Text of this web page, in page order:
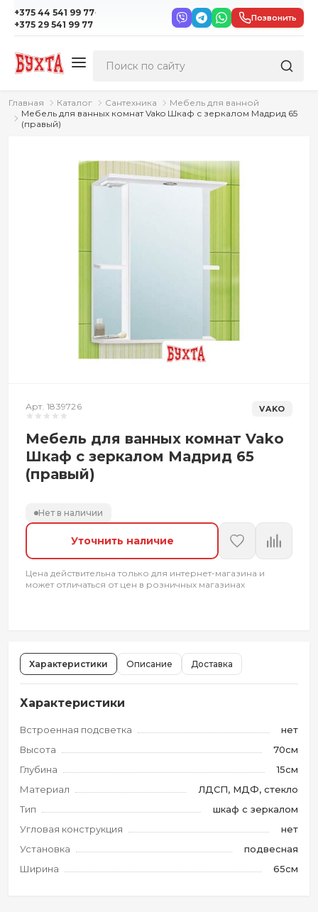
+375 44 541 99 77·
+375 29 541 99 77
Позвонить
Главная Каталог Сантехника
Мебель для ванной
Мебель для ванных комнат Vako Шкаф с зеркалом Мадрид 65
(правый)
Арт. 1839726 VAKO
Мебель для ванных комнат Vako
Шкаф с зеркалом Мадрид 65
(правый)
Нет в наличии
Уточнить наличие
Цена действительна только для интернет-магазина и
может отличаться от цен в розничных магазинах
Характеристики Описание Доставка
Характеристики
Встроенная подсветка
нет
Высота
70см
Глубина
15см
Материал
ЛДСП, МДФ, стекло
Тип
шкаф с зеркалом
Угловая конструкция
нет
Установка
подвесная
Ширина
65см